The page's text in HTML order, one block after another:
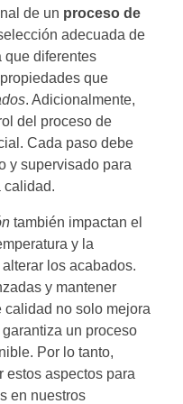
de un proceso de
adecuada de
que diferentes
que
. Adicionalmente,
del proceso de
Cada paso debe
y supervisado para
calidad.
también impactan el
y la
los acabados.
y mantener
calidad no solo mejora
un proceso
Por lo tanto,
estos aspectos para
en nuestros